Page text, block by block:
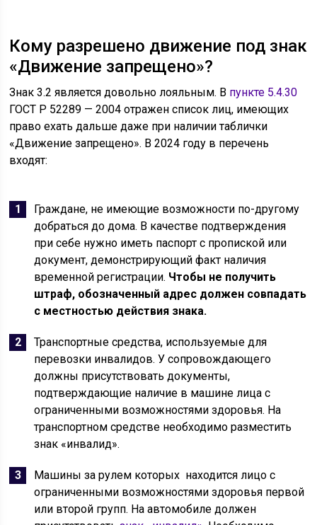
Кому разрешено движение под знак
«Движение запрещено»?
Знак 3.2 является довольно лояльным. В пункте 5.4.30
ГОСТ Р 52289 — 2004 отражен список лиц, имеющих
право ехать дальше даже при наличии таблички
«Движение запрещено». В 2024 году в перечень
входят:
Граждане, не имеющие возможности по-другому
добраться до дома. В качестве подтверждения
при себе нужно иметь паспорт с пропиской или
документ, демонстрирующий факт наличия
временной регистрации. Чтобы не получить
штраф, обозначенный адрес должен совпадать
с местностью действия знака.
Транспортные средства, используемые для
перевозки инвалидов. У сопровождающего
должны присутствовать документы,
подтверждающие наличие в машине лица с
ограниченными возможностями здоровья. На
транспортном средстве необходимо разместить
знак «инвалид».
Машины за рулем которых находится лицо с
ограниченными возможностями здоровья первой
или второй групп. На автомобиле должен